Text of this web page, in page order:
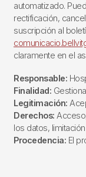
automatizado.
rectificación,
suscripción al
claramente en el
Responsable:
Finalidad:
Legitimación:
Derechos:
los datos,
Procedencia: El